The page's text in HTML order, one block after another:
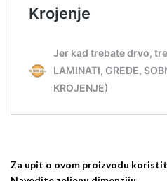
Za upit o ovom proizvodu